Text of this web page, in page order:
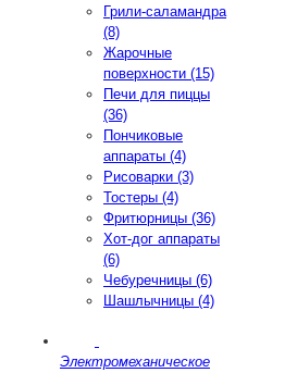
Грили-саламандра
(8)
Жарочные
поверхности (15)
Печи для пиццы
(36)
Пончиковые
аппараты (4)
Рисоварки (3)
Тостеры (4)
Фритюрницы (36)
Хот-дог аппараты
(6)
Чебуречницы (6)
Шашлычницы (4)
Электромеханическое